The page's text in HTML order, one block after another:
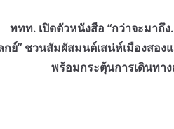
ททท. เปิดตัวหนังสือ “กว่าจะมาถึ
กย์” ชวนสัมผัสมนต์เสน่ห์เมืองสอง
พร้อมกระตุ้นการเดินทาง